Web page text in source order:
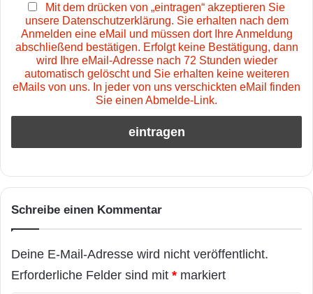
Mit dem drücken von „eintragen“ akzeptieren Sie
unsere Datenschutzerklärung. Sie erhalten nach dem
Anmelden eine eMail und müssen dort Ihre Anmeldung
abschließend bestätigen. Erfolgt keine Bestätigung, dann
wird Ihre eMail-Adresse nach 72 Stunden wieder
automatisch gelöscht und Sie erhalten keine weiteren
eMails von uns. In jeder von uns verschickten eMail finden
Sie einen Abmelde-Link.
Schreibe einen Kommentar
Deine E-Mail-Adresse wird nicht veröffentlicht.
Erforderliche Felder sind mit * markiert